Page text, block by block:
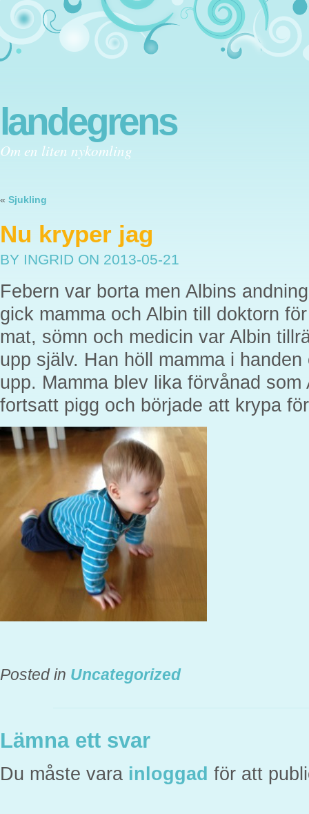
landegrens
Om en liten nykomling
« Sjukling
Nu kryper jag
BY INGRID ON 2013-05-21
Febern var borta men Albins
gick mamma och Albin till doktorn
mat, sömn och medicin var Albin
upp själv. Han höll mamma i
upp. Mamma blev lika förvånad
fortsatt pigg och började att krypa
Posted in Uncategorized
Lämna ett svar
Du måste vara inloggad för att